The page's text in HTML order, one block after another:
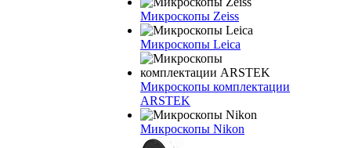
Микроскопы Zeiss
Микроскопы Leica
Микроскопы комплектации
ARSTEK
Микроскопы Nikon